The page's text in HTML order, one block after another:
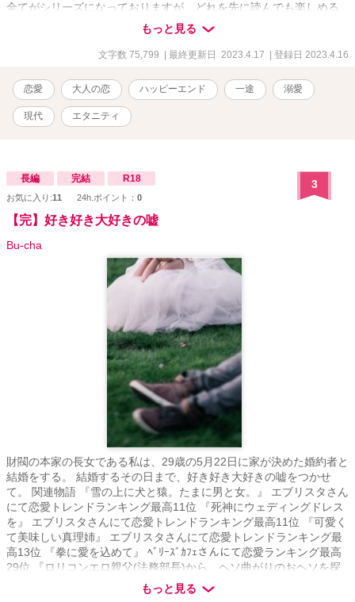
全てがシリーズになっておりますが、どれを先に読んでも楽しめる
かと思います。 伏線のようなものを回収していく物語ばかりなの
で、途中まではよく分からない内容となっております。 物語が進む
につれてその意味が分かっていくかと思います。
もっと見る
文字数 75,799 | 最終更新日 2023.4.17 | 登録日 2023.4.16
恋愛 大人の恋 ハッピーエンド 一途 溺愛
現代 エタニティ
長編 完結 R18
お気に入り:11 24h.ポイント： 0
3
【完】好き好き大好きの嘘
Bu-cha
財閥の本家の長女である私は、29歳の5月22日に家が決めた婚約者と
結婚をする。 結婚するその日まで、好き好き大好きの嘘をつかせ
て。 関連物語 『雪の上に犬と猿。たまに男と女。』 エブリスタさん
にて恋愛トレンドランキング最高11位 『死神にウェディングドレス
を』 エブリスタさんにて恋愛トレンドランキング最高11位 『可愛く
て美味しい真理姉』 エブリスタさんにて恋愛トレンドランキング最
高13位 『拳に愛を込めて』 ﾍﾞﾘｰｽﾞｶﾌｪさんにて恋愛ランキング最高
29位 『ロリコンエロ親父(法務部長)から、ヘソ曲がりのおヘソを探
されることになった』 ﾍﾞﾘｰｽﾞｶﾌｪさんにて恋愛ランキング最高24位
『“こだま”の森～FUJIメゾン・ビビ』 ﾍﾞﾘｰｽﾞｶﾌｪ恋愛ランキング最高
もっと見る